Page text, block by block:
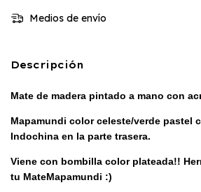
Medios de envío
Descripción
Mate de madera pintado a mano con
Mapamundi color celeste/verde pastel
Indochina en la parte trasera.
Viene con bombilla color plateada!!
tu MateMapamundi :)